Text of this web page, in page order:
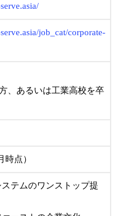
job_cat/corporate-
、あるいは工業高校を卒
時点）
テムのワンストップ提